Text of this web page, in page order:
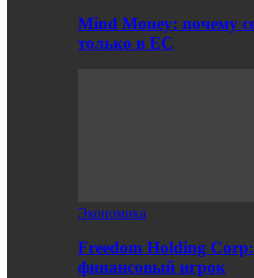
Mind Money: почему
только в ЕС
Экономика
Freedom Holding
финансовый игрок